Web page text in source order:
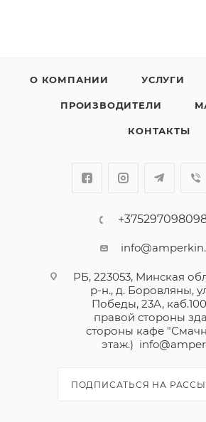
О КОМПАНИИ УСЛУГИ
ПРОИЗВОДИТЕЛИ
КОНТАКТЫ
РБ, 223053, Минская
р-н., д. Боровляны,
Победы, 23А,
правой стороны
стороны кафе
этаж.)
ПОДПИСАТЬСЯ НА